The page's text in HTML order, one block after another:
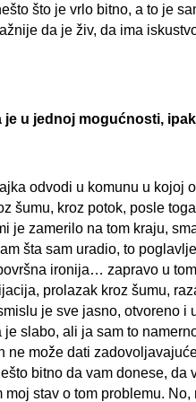
što je vrlo bitno, a to je
da je živ, da ima
u jednoj mogućnosti,
odvodi u komunu u kojoj
šumu, kroz potok, posle
je zamerilo na tom kraju,
šta sam uradio, to
ironija… zapravo u
prolazak kroz šumu,
je sve jasno, otvoreno i
slabo, ali ja sam to
ne može dati
bitno da vam donese, da
stav o tom problemu. No,